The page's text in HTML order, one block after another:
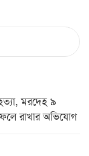
মরদেহ ৯
রাখার অভিযোগ